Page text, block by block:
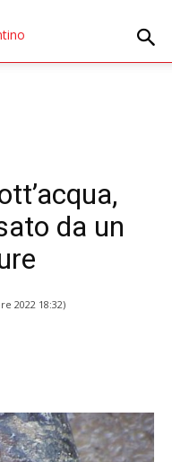
da un
2022 18:32)